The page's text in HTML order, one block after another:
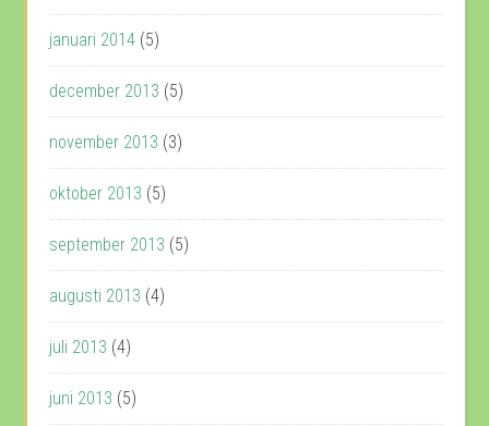
januari 2014 (5)
december 2013 (5)
november 2013 (3)
oktober 2013 (5)
september 2013 (5)
augusti 2013 (4)
juli 2013 (4)
juni 2013 (5)